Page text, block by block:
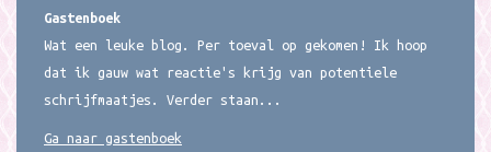
Gastenboek
Wat een leuke blog. Per toeval op gekomen! Ik hoop
dat ik gauw wat reactie's krijg van potentiele
schrijfmaatjes. Verder staan...
Ga naar gastenboek